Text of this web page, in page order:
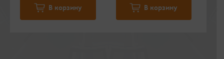
В корзину В корзину